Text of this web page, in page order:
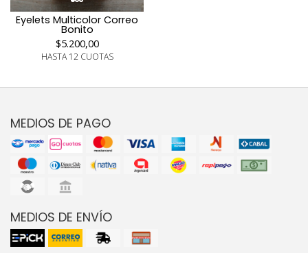
Eyelets Multicolor Correo
Bonito
$5.200,00
HASTA 12 CUOTAS
MEDIOS DE PAGO
MEDIOS DE ENVÍO